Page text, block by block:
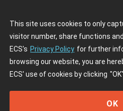
This site uses cookies to only
visitor number, share functions
ECS's Privacy Policy for further
browsing our website, you are
ECS' use of cookies by clicking "OK"
OK